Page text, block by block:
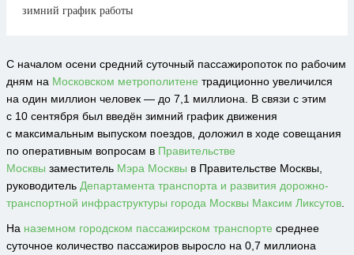
зимний график работы
С началом осени средний суточный пассажиропоток по рабочим
дням на Московском метрополитене традиционно увеличился
на один миллион человек — до 7,1 миллиона. В связи с этим
с 10 сентября был введён зимний график движения
с максимальным выпуском поездов, доложил в ходе совещания
по оперативным вопросам в Правительстве
Москвы заместитель Мэра Москвы в Правительстве Москвы,
руководитель Департамента транспорта и развития дорожно-
транспортной инфраструктуры города Москвы Максим Ликсутов
На наземном городском пассажирском транспорте среднее
суточное количество пассажиров выросло на 0,7 миллиона